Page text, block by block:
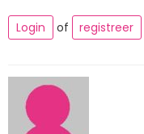
Login of registreer